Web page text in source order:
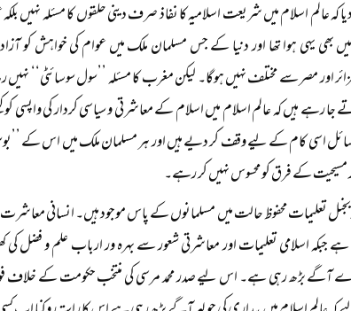
کہ عالم اسلام میں شریعت اسلامیہ کا نفاذ صرف دینی حلقوں کا مسئلہ نہیں
بھی یہی ہوا تھا اور دنیا کے جس مسلمان ملک میں عوام کی خواہش کو
اور مصر سے مختلف نہیں ہوگا۔ لیکن مغرب کا مسئلہ ’’سول سوسائٹی‘‘
جا رہے ہیں کہ عالم اسلام میں اسلام کے معاشرتی و سیاسی کردار کی
وسائل اسی کام کے لیے وقف کر دیے ہیں اور ہر مسلمان ملک میں اس کے
مسیحیت کے فرق کو محسوس نہیں کر رہے۔
تعلیمات محفوظ حالت میں مسلمانوں کے پاس موجود ہیں۔ انسانی
جبکہ اسلامی تعلیمات اور معاشرتی شعور سے بہرہ ور ارباب علم و فضل
آگے بڑھ رہی ہے۔ اس لیے صدر محمد مرسی کی منتخب حکومت کے خلاف